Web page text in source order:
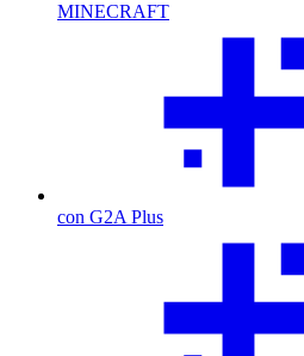
MINECRAFT
con G2A Plus